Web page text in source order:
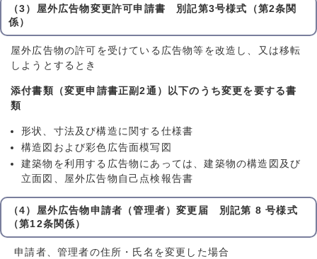
（3）屋外広告物変更許可申請書 別記第3号様式（第2条関
係）
屋外広告物の許可を受けている広告物等を改造し、又は移転
しようとするとき
添付書類（変更申請書正副2通）以下のうち変更を要する書
類
形状、寸法及び構造に関する仕様書
構造図および彩色広告面模写図
建築物を利用する広告物にあっては、建築物の構造図及び
立面図、屋外広告物自己点検報告書
（4）屋外広告物申請者（管理者）変更届 別記第 8 号様式
（第12条関係）
申請者、管理者の住所・氏名を変更した場合